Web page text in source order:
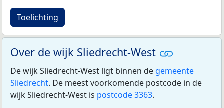
Toelichting
Over de wijk Sliedrecht-West
De wijk Sliedrecht-West ligt binnen de gemeente
Sliedrecht. De meest voorkomende postcode in de
wijk Sliedrecht-West is postcode 3363.